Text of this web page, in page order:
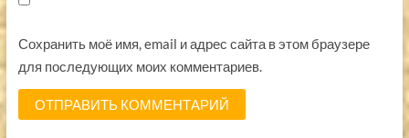
Сохранить моё имя, email и адрес сайта в этом браузере
для последующих моих комментариев.